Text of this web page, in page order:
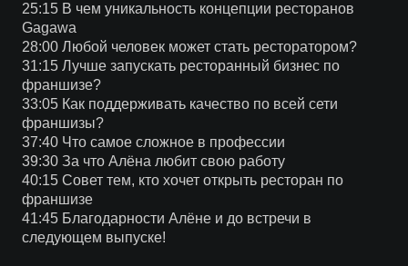
25:15 В чем уникальность концепции ресторанов
Gagawa
28:00 Любой человек может стать ресторатором?
31:15 Лучше запускать ресторанный бизнес по
франшизе?
33:05 Как поддерживать качество по всей сети
франшизы?
37:40 Что самое сложное в профессии
39:30 За что Алёна любит свою работу
40:15 Совет тем, кто хочет открыть ресторан по
франшизе
41:45 Благодарности Алёне и до встречи в
следующем выпуске!